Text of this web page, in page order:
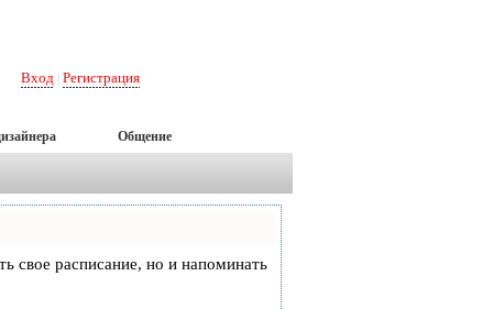
Вход Регистрация
Общение
свое расписание, но и напоминать